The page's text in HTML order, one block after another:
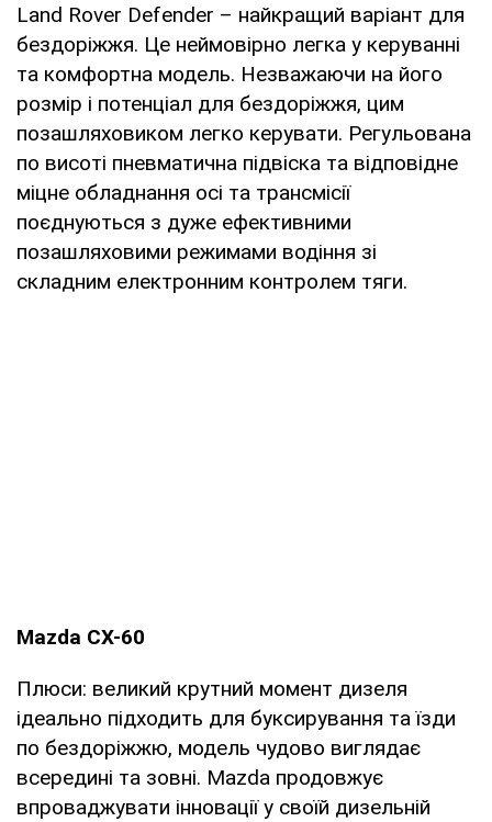
Land Rover Defender – найкращий варіант для
бездоріжжя. Це неймовірно легка у керуванні
та комфортна модель. Незважаючи на його
розмір і потенціал для бездоріжжя, цим
позашляховиком легко керувати. Регульована
по висоті пневматична підвіска та відповідне
міцне обладнання осі та трансмісії
поєднуються з дуже ефективними
позашляховими режимами водіння зі
складним електронним контролем тяги.
Mazda CX-60
Плюси: великий крутний момент дизеля
ідеально підходить для буксирування та їзди
по бездоріжжю, модель чудово виглядає
всередині та зовні. Mazda продовжує
впроваджувати інновації у своїй дизельній